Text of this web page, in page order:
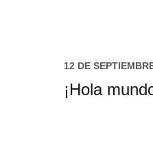
12 DE
¡Hola